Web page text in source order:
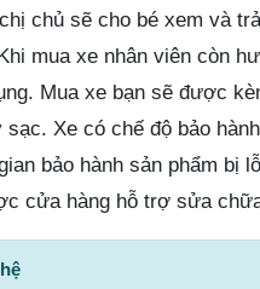
chủ sẽ cho bé xem và
mua xe nhân viên còn
Mua xe bạn sẽ được
sạc. Xe có chế độ bảo
bảo hành sản phẩm bị
cửa hàng hỗ trợ sửa